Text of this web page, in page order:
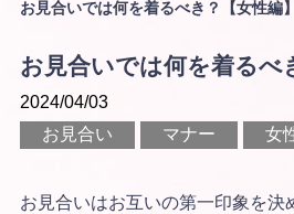
お見合いでは何を着るべき？【女性編】
お見合いでは何を着るべ
2024/04/03
お見合い
マナー 女
お見合いはお互いの第一印象を決